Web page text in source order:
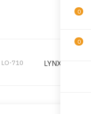
LO-710 LYNXauto
0
0